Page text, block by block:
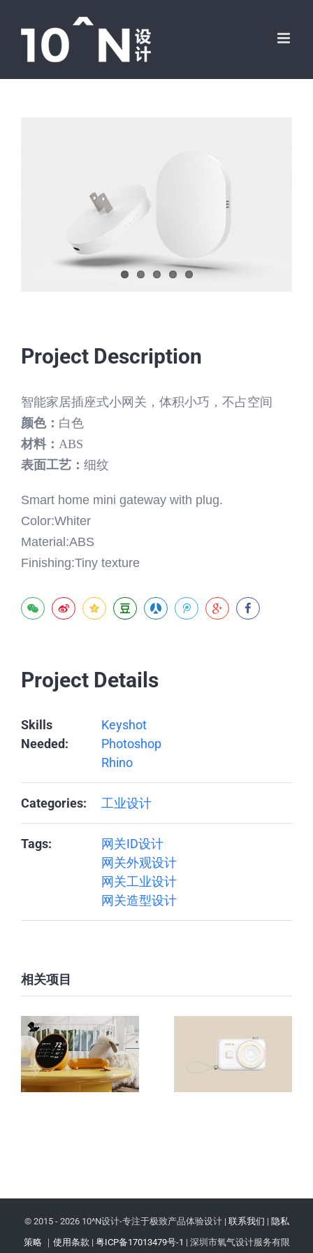
Project Description
智能家居插座式小网关，体积小巧，不占空间
颜色： 白色
材料： ABS
表面工艺： 细纹
Smart home mini gateway with plug.
Color:Whiter
Material:ABS
Finishing:Tiny texture
Project Details
Skills
Needed:
Keyshot
Photoshop
Rhino
Categories: 工业设计
Tags:
网关ID设计
网关外观设计
网关工业设计
网关造型设计
相关项目
© 2015 - 2026 10^N设计-专注于极致产品体验设计 | 联系我们 | 隐私
策略 ｜ 使用条款 | 粤ICP备17013479号-1 | 深圳市氧气设计服务有限